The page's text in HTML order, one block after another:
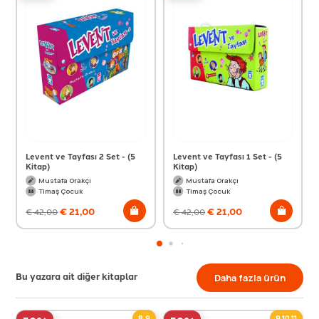
Levent ve Tayfası 2 Set - (5
Kitap)
Mustafa Orakçı
Timaş Çocuk
€42,00€21,00
Levent ve Tayfası 1 Set - (5
Kitap)
Mustafa Orakçı
Timaş Çocuk
€42,00€21,00
Bu yazara ait diğer kitaplar Daha fazla ürün